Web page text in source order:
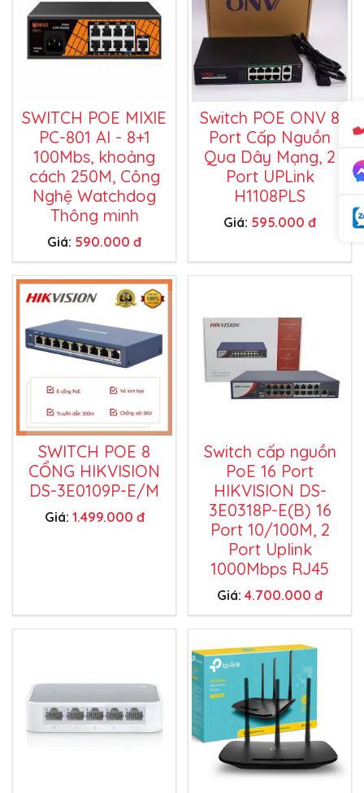
SWITCH POE MIXIE
PC-801 AI - 8+1
100Mbs, khoảng
cách 250M, Công
Nghệ Watchdog
Thông minh
Giá: 590.000 đ
Switch POE ONV 8
Port Cấp Nguồn
Qua Dây Mạng, 2
Port UPLink
H1108PLS
Giá: 595.000 đ
SWITCH POE 8
CỔNG HIKVISION
DS-3E0109P-E/M
Giá: 1.499.000 đ
Switch cấp nguồn
PoE 16 Port
HIKVISION DS-
3E0318P-E(B) 16
Port 10/100M, 2
Port Uplink
1000Mbps RJ45
Giá: 4.700.000 đ